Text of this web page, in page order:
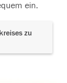
ein.
zu